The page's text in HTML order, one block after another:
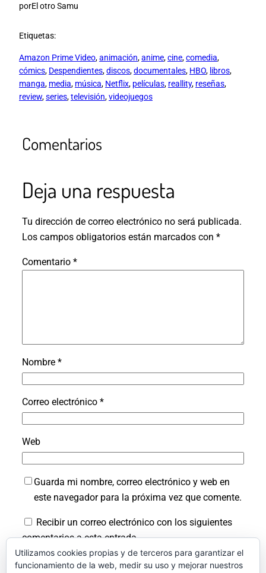
porEl otro Samu
Etiquetas:
Amazon Prime Video, animación, anime, cine, comedia
cómics, Despendientes, discos, documentales, HBO, libros
manga, media, música, Netflix, películas, reallity, reseñas
review, series, televisión, videojuegos
Comentarios
Deja una respuesta
Tu dirección de correo electrónico no será publicada.
Los campos obligatorios están marcados con *
Comentario *
Nombre *
Correo electrónico *
Web
Guarda mi nombre, correo electrónico y web en
este navegador para la próxima vez que comente.
Recibir un correo electrónico con los siguientes
comentarios a esta entrada.
Recibir un correo electrónico con cada nueva
Utilizamos cookies propias y de terceros para garantizar el
funcionamiento de la web, medir su uso y mejorar nuestros